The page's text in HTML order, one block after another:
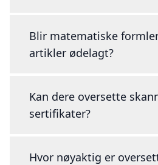
Blir matematiske
artikler ødelagt?
Kan dere oversette
sertifikater?
Hvor nøyaktig er